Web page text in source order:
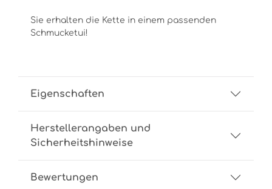
Sie erhalten die Kette in einem passenden
Schmucketui!
Eigenschaften
Herstellerangaben und
Sicherheitshinweise
Bewertungen